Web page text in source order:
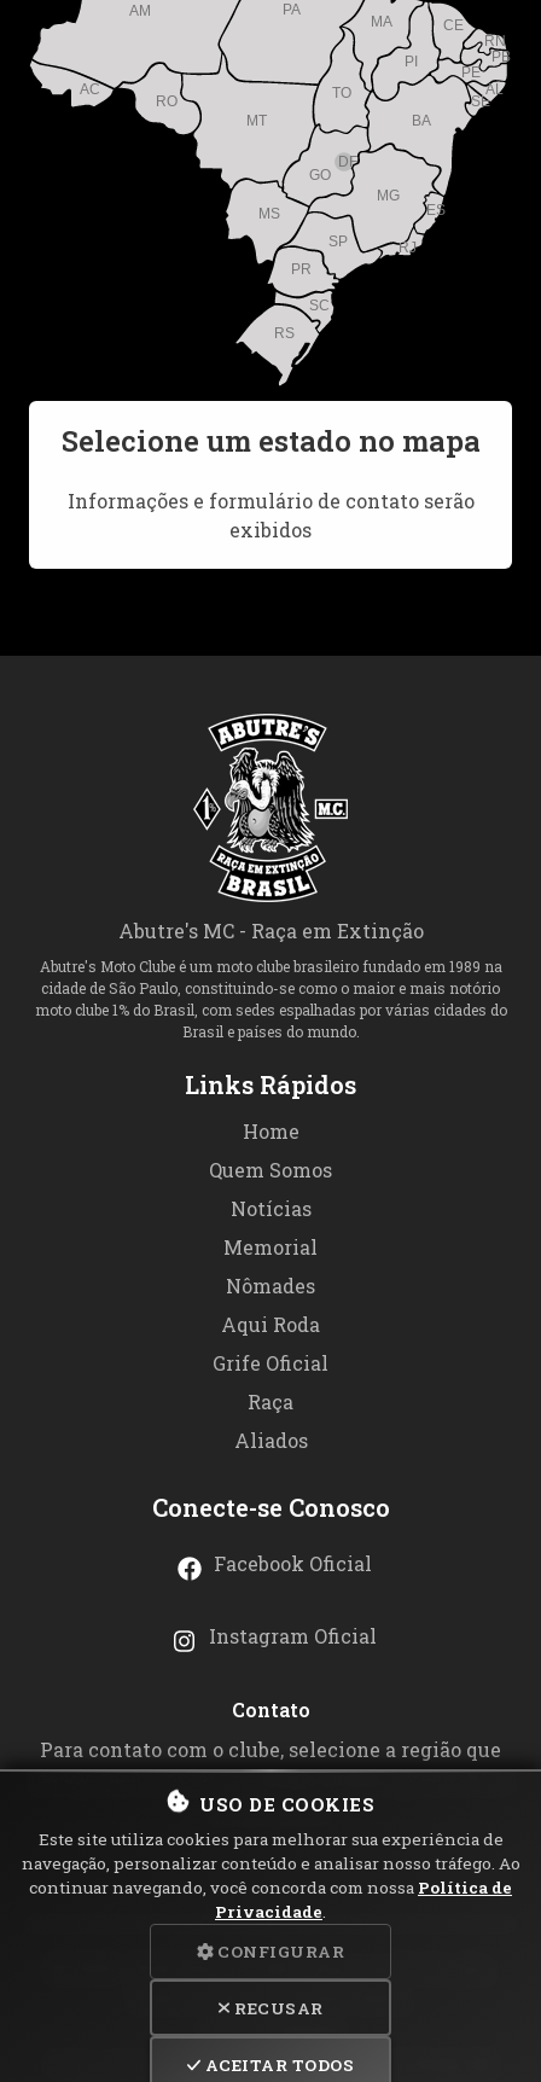
BA
SE
PE
AL
AM PA
MT
RO
AC
RJ
RS
SC
PR
SP
MS
GO
MG
ES
PI
CE
TO
MA
RN
PB
DF
Selecione um estado no mapa
Informações e formulário de contato serão
exibidos
Abutre's MC - Raça em Extinção
Abutre's Moto Clube é um moto clube brasileiro fundado em 1989 na
cidade de São Paulo, constituindo-se como o maior e mais notório
moto clube 1% do Brasil, com sedes espalhadas por várias cidades do
Brasil e países do mundo.
Links Rápidos
Home
Quem Somos
Notícias
Memorial
Nômades
Aqui Roda
Grife Oficial
Raça
Aliados
Conecte-se Conosco
Facebook Oficial
Instagram Oficial
Contato
Para contato com o clube, selecione a região que
deseja fazer contato nomapa acimae preencha o
formulário.
Abutre's MC - Raça em Extinção.
Todos os direitos reservados.
Visitantes:694276
Política de Privacidade| Desenvolvido pelo Escudado
USO DE COOKIES
Este site utiliza cookies para melhorar sua experiência de
navegação, personalizar conteúdo e analisar nosso tráfego. Ao
continuar navegando, você concorda com nossa Política de
Privacidade.
CONFIGURAR
RECUSAR
ACEITAR TODOS